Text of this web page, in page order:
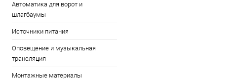
Автоматика для ворот и
шлагбаумы
Источники питания
Оповещение и музыкальная
трансляция
Монтажные материалы